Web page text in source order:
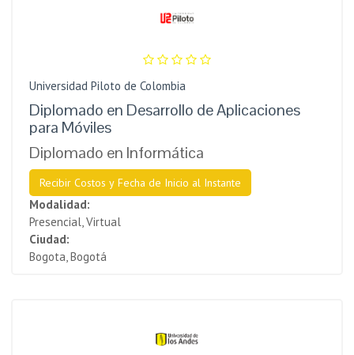
Universidad Piloto de Colombia
Diplomado en Desarrollo de Aplicaciones
para Móviles
Diplomado en Informática
Recibir Costos y Fecha de Inicio al Instante
Modalidad:
Presencial, Virtual
Ciudad:
Bogota, Bogotá